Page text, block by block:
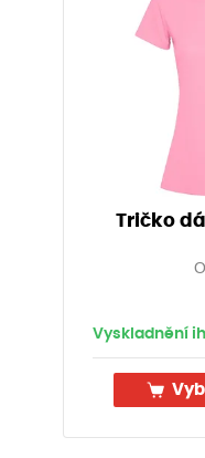
Tričko
Vyskladnění